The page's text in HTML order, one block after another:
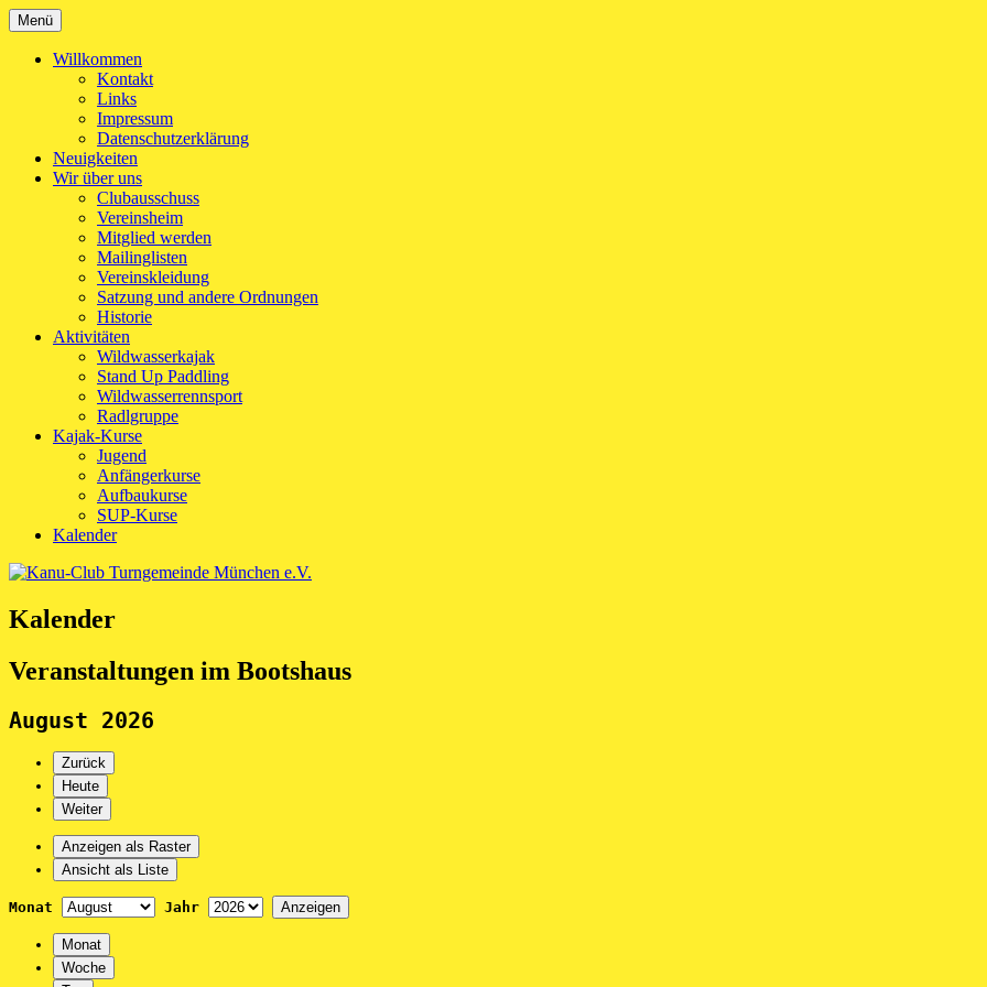
Zum
Inhalt
springen
Kanu-Club Turngemeinde München e.V.
Kanu fahren in München
Menü
Willkommen
Kontakt
Links
Impressum
Datenschutzerklärung
Neuigkeiten
Wir über uns
Clubausschuss
Vereinsheim
Mitglied werden
Mailinglisten
Vereinskleidung
Satzung und andere Ordnungen
Historie
Aktivitäten
Wildwasserkajak
Stand Up Paddling
Wildwasserrennsport
Radlgruppe
Kajak-Kurse
Jugend
Anfängerkurse
Aufbaukurse
SUP-Kurse
Kalender
Kalender
Veranstaltungen im Bootshaus
August 2026
Zurück
Heute
Weiter
Anzeigen als Raster
Ansicht als
Liste
Monat Jahr
Monat
Woche